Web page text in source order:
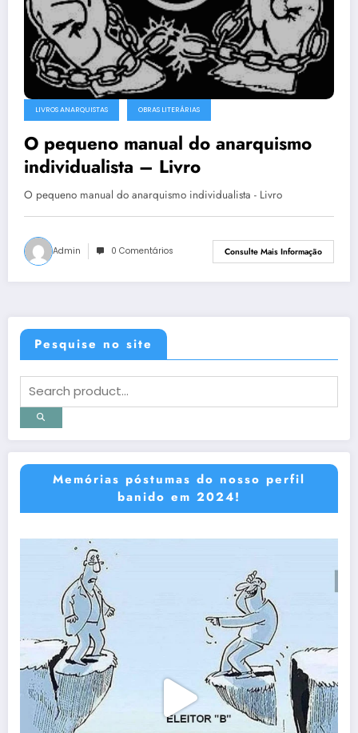
LIVROS ANARQUISTAS OBRAS LITERÁRIAS
O pequeno manual do anarquismo
individualista – Livro
O pequeno manual do anarquismo individualista - Livro
Admin 0 Comentários Consulte Mais Informação
Pesquise no site
Memórias póstumas do nosso perfil
banido em 2024!